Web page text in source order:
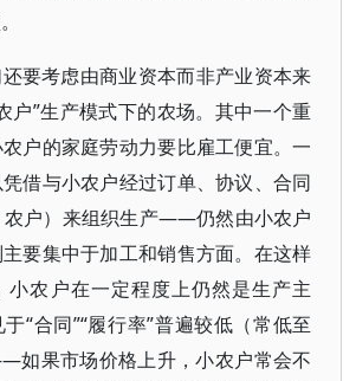
要考虑由商业资本而非产业资本来
户”生产模式下的农场。其中一个重
户的家庭劳动力要比雇工便宜。一
借与小农户经过订单、协议、合同
农户）来组织生产——仍然由小农户
要集中于加工和销售方面。在这样
小农户在一定程度上仍然是生产主
“合同”“履行率”普遍较低（常低至
如果市场价格上升，小农户常会不